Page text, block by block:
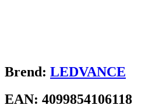
Brend: LEDVANCE
EAN: 4099854106118